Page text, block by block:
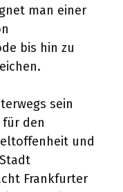
man einer
bis hin zu
sein
den
und
Frankfurter